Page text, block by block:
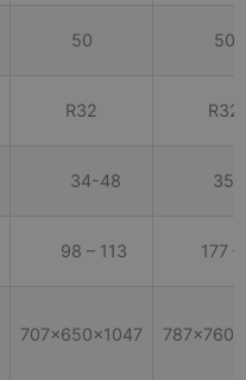
50 50
R32 R32
34-48 35-
98 – 113 177 –
707x650x1047